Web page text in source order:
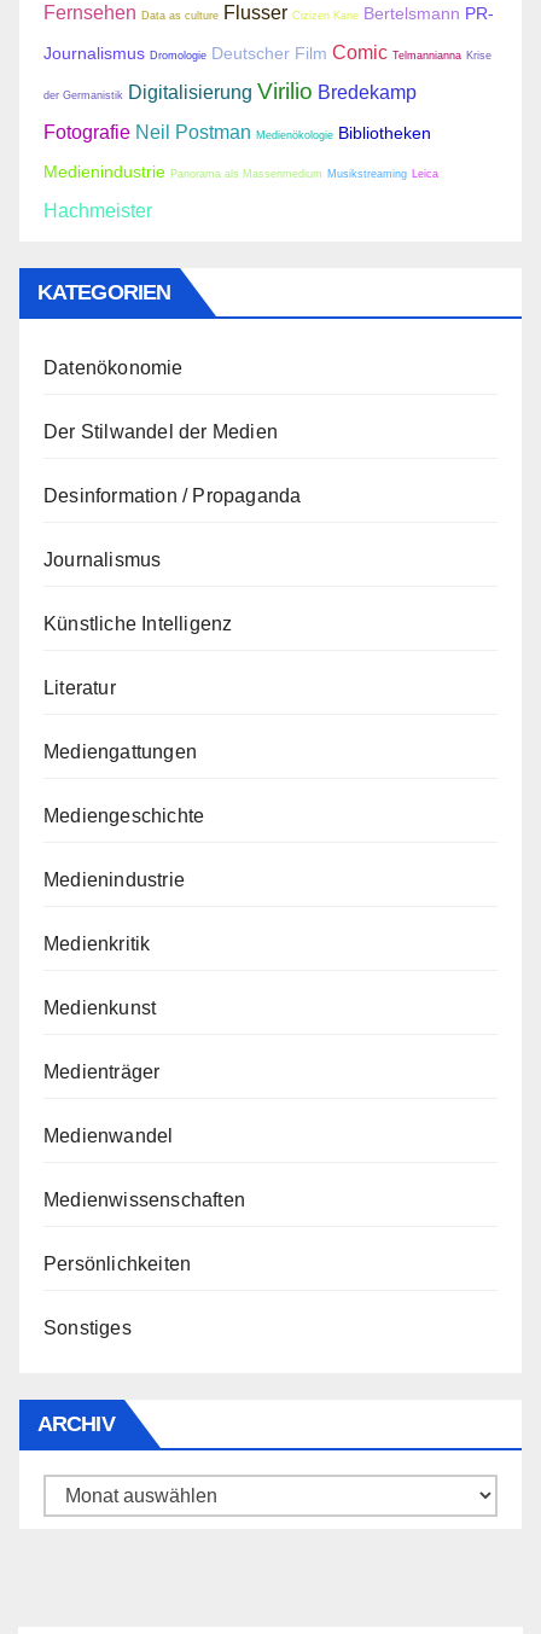
Fernsehen Data as culture Flusser Cizizen Kane Bertelsmann PR-
Journalismus Dromologie Deutscher Film Comic Telmannianna Krise
der Germanistik Digitalisierung Virilio Bredekamp
Fotografie Neil Postman Medienökologie Bibliotheken
Medienindustrie Panorama als Massenmedium Musikstreaming Leica
Hachmeister
KATEGORIEN
Datenökonomie
Der Stilwandel der Medien
Desinformation / Propaganda
Journalismus
Künstliche Intelligenz
Literatur
Mediengattungen
Mediengeschichte
Medienindustrie
Medienkritik
Medienkunst
Medienträger
Medienwandel
Medienwissenschaften
Persönlichkeiten
Sonstiges
ARCHIV
Archiv